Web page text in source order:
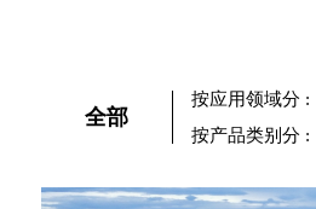
全部
按应用领域分 :
按产品类别分 :